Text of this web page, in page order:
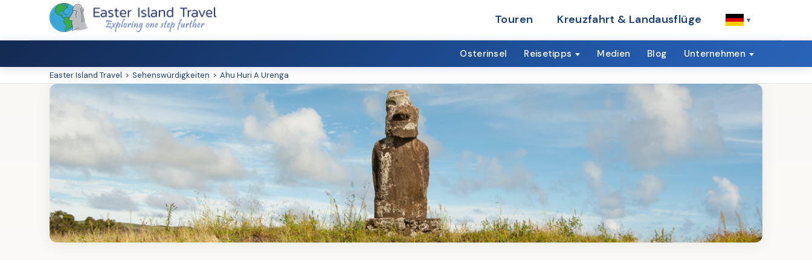
Touren Kreuzfahrt & Landausflüge ▾
Osterinsel Reisetipps Medien Blog⁠ Unternehmen
Easter Island Travel > Sehenswürdigkeiten > Ahu Huri A Urenga